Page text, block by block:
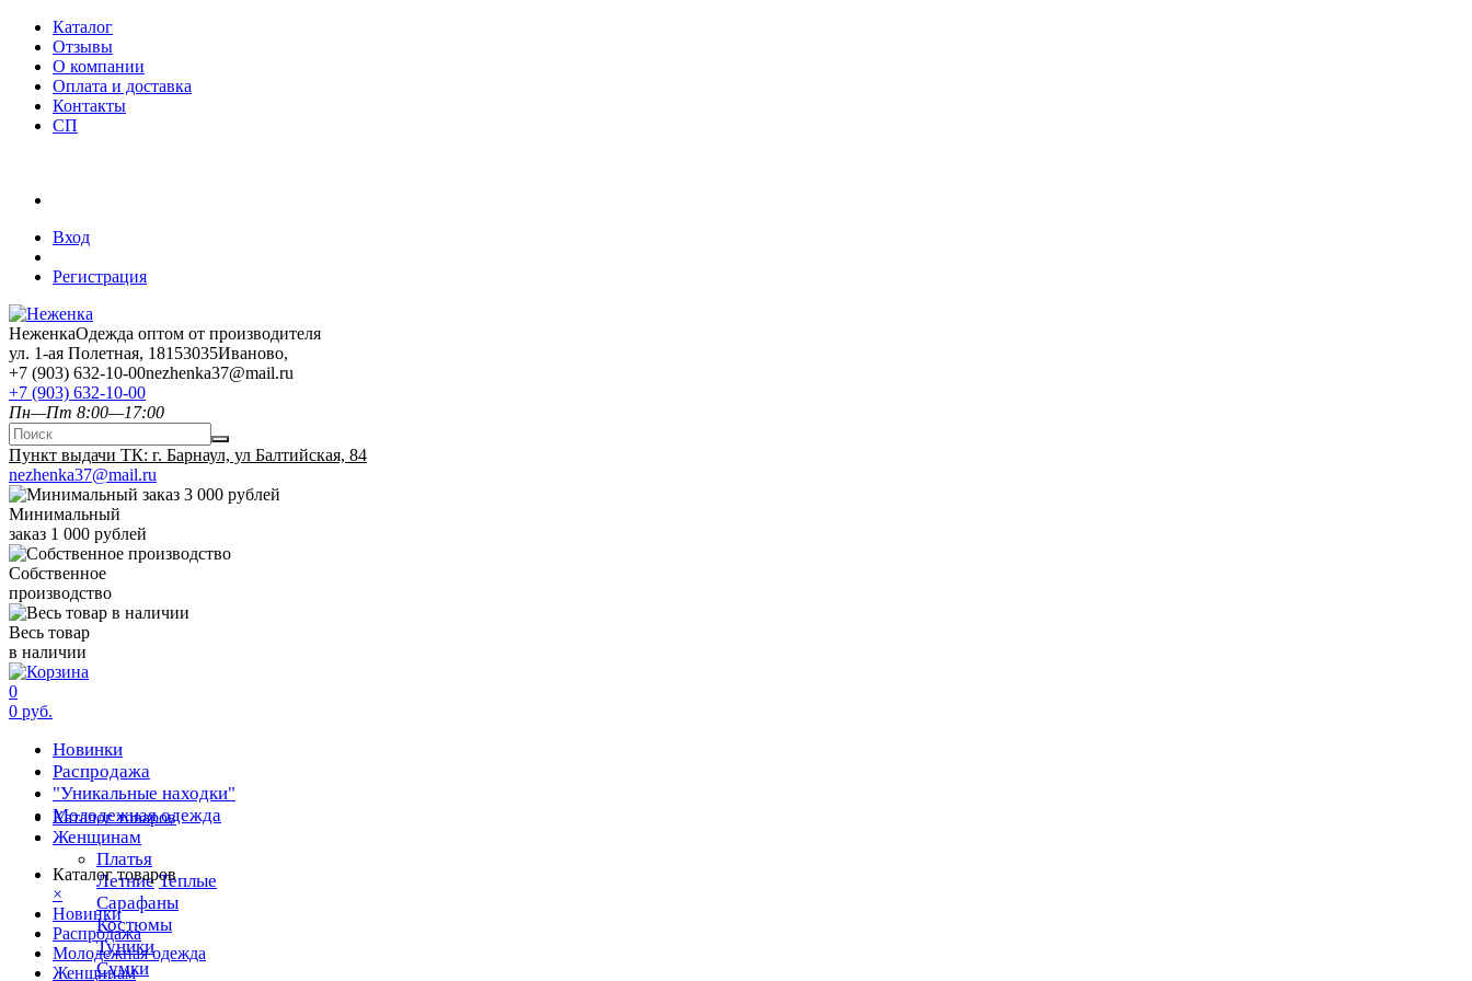
Каталог
Отзывы
О компании
Оплата и доставка
Контакты
СП
Вход
Регистрация
НеженкаОдежда оптом от производителя
ул. 1-ая Полетная, 18153035Иваново,
+7 (903) 632-10-00nezhenka37@mail.ru
+7 (903) 632-10-00
Пн—Пт 8:00—17:00
Пункт выдачи ТК: г. Барнаул, ул Балтийская, 84
nezhenka37@mail.ru
Минимальный
заказ 1 000 рублей
Собственное
производство
Весь товар
в наличии
0
0 руб.
Новинки
Распродажа
"Уникальные находки"
Молодежная одежда
Женщинам
Платья
Летние Теплые
Сарафаны
Костюмы
Туники
Сумки
Каталог товаров
Каталог товаров
×
Новинки
Распродажа
Молодежная одежда
Женщинам